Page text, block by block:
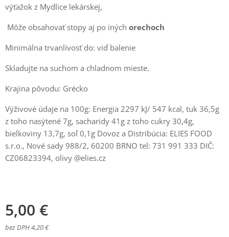
výťažok z Mydlice lekárskej,
Môže obsahovať stopy aj po iných orechoch
Minimálna trvanlivosť do: viď balenie
Skladujte na suchom a chladnom mieste.
Krajina pôvodu: Grécko
Výživové údaje na 100g: Energia 2297 kJ/ 547 kcal, tuk 36,5g
z toho nasýtené 7g, sacharidy 41g z toho cukry 30,4g,
bielkoviny 13,7g, soľ 0,1g Dovoz a Distribúcia: ELIES FOOD
s.r.o., Nové sady 988/2, 60200 BRNO tel: 731 991 333 DIČ:
CZ06823394, olivy @elies.cz
5,00 €
bez DPH 4,20 €